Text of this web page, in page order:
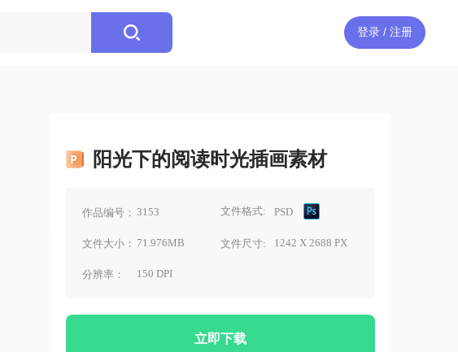
登录 / 注册
阳光下的阅读时光插画素材
作品编号： 3153 文件格式: PSD
文件大小： 71.976MB 文件尺寸: 1242 X 2688 PX
分辨率： 150 DPI
立即下载